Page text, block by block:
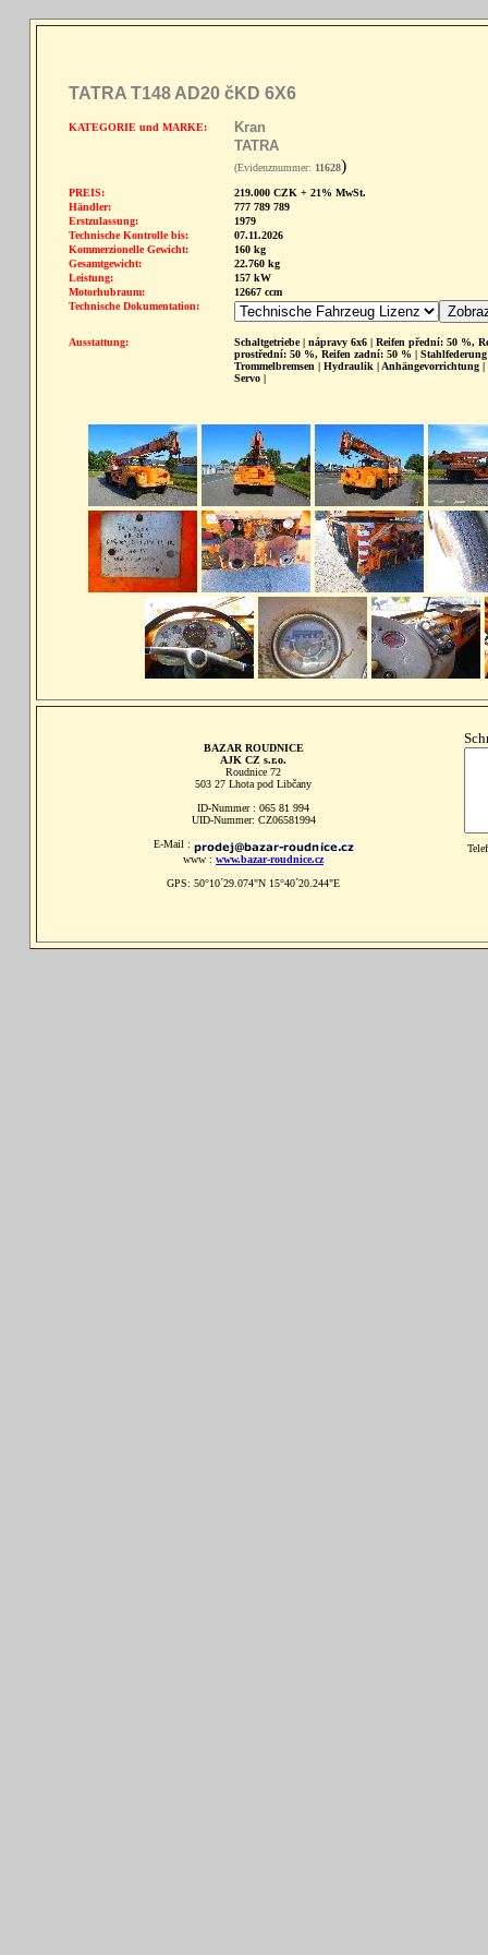
TATRA T148 AD20 čKD 6X6
KATEGORIE und MARKE:
Kran
TATRA
(Evidenznummer: 11628)
PREIS:
219.000 CZK + 21% MwSt.
Händler:
777 789 789
Erstzulassung:
1979
Technische Kontrolle bis:
07.11.2026
Kommerzionelle Gewicht:
160 kg
Gesamtgewicht:
22.760 kg
Leistung:
157 kW
Motorhubraum:
12667 ccm
Technische Dokumentation:
Ausstattung:
Schaltgetriebe | nápravy 6x6 | Reifen přední: 50 %,
prostřední: 50 %, Reifen zadní: 50 % | Stahlfederung
Trommelbremsen | Hydraulik | Anhängevorrichtung |
Servo |
BAZAR ROUDNICE
AJK CZ s.r.o.
Roudnice 72
503 27 Lhota pod Libčany
ID-Nummer : 065 81 994
UID-Nummer: CZ06581994
E-Mail :
www : www.bazar-roudnice.cz
GPS: 50°10´29.074"N 15°40´20.244"E